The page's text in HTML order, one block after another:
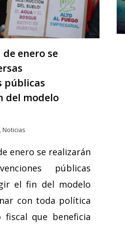
de enero se
públicas
del modelo
, Noticias
enero se realizarán
públicas
el fin del modelo
con toda política
que beneficia